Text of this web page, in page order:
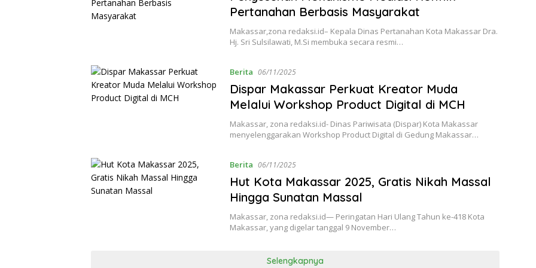
Pertanahan Berbasis Masyarakat
Makassar,zona redaksi.id– Kepala Dinas Pertanahan Kota Makassar Dra.
Hj. Sri Sulsilawati, M.Si membuka secara resmi…
Berita 06/11/2025
Dispar Makassar Perkuat Kreator Muda
Melalui Workshop Product Digital di MCH
Makassar, zona redaksi.id- Dinas Pariwisata (Dispar) Kota Makassar
menyelenggarakan Workshop Product Digital di Gedung Makassar…
Berita 06/11/2025
Hut Kota Makassar 2025, Gratis Nikah Massal
Hingga Sunatan Massal
Makassar, zona redaksi.id— Peringatan Hari Ulang Tahun ke-418 Kota
Makassar, yang digelar tanggal 9 November…
Selengkapnya